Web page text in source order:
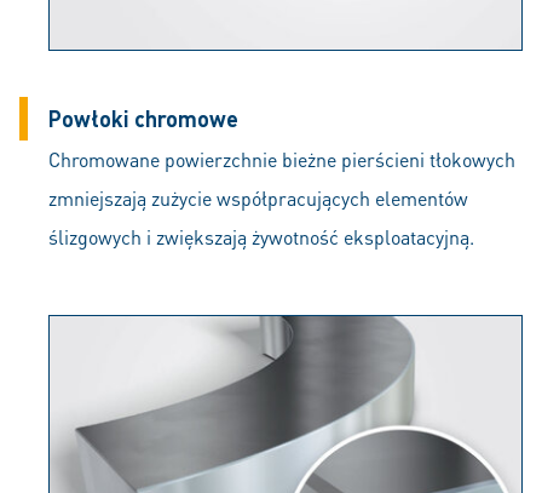
Powłoki chromowe
Chromowane powierzchnie bieżne pierścieni tłokowych
zmniejszają zużycie współpracujących elementów
ślizgowych i zwiększają żywotność eksploatacyjną.